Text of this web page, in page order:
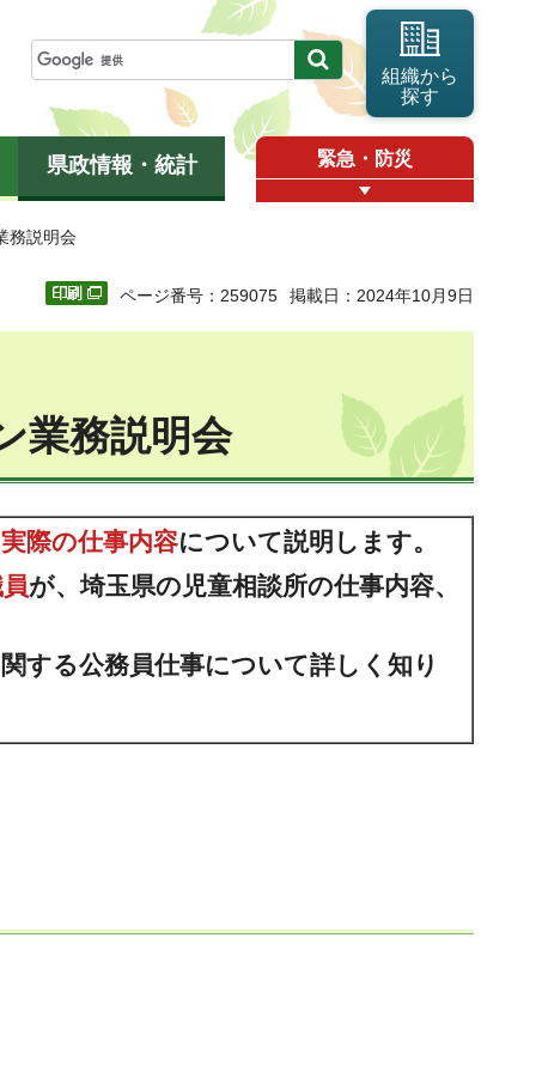
組織から
探す
県政情報・統計 緊急・防災
務説明会
ページ番号：259075 掲載日：2024年10月9日
業務説明会
際の仕事内容について説明します。
が、埼玉県の児童相談所の仕事内容、
する公務員仕事について詳しく知り